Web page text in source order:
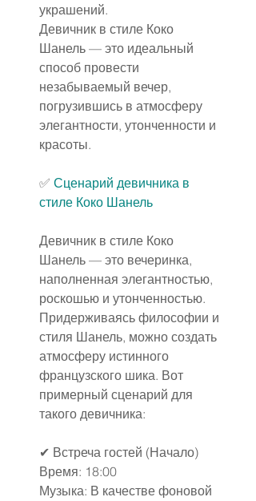
украшений.
Девичник в стиле Коко
Шанель — это идеальный
способ провести
незабываемый вечер,
погрузившись в атмосферу
элегантности, утонченности и
красоты.
✅ Сценарий девичника в
стиле Коко Шанель
Девичник в стиле Коко
Шанель — это вечеринка,
наполненная элегантностью,
роскошью и утонченностью.
Придерживаясь философии и
стиля Шанель, можно создать
атмосферу истинного
французского шика. Вот
примерный сценарий для
такого девичника:
✔ Встреча гостей (Начало)
Время: 18:00
Музыка: В качестве фоновой